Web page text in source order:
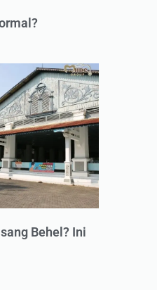
Behel? Ini